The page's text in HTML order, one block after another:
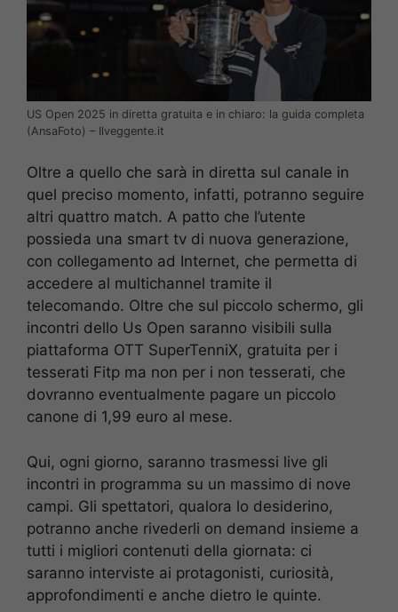
US Open 2025 in diretta gratuita e in chiaro: la guida completa
(AnsaFoto) – Ilveggente.it
Oltre a quello che sarà in diretta sul canale in
quel preciso momento, infatti, potranno seguire
altri quattro match. A patto che l’utente
possieda una smart tv di nuova generazione,
con collegamento ad Internet, che permetta di
accedere al multichannel tramite il
telecomando. Oltre che sul piccolo schermo, gli
incontri dello Us Open saranno visibili sulla
piattaforma OTT SuperTenniX, gratuita per i
tesserati Fitp ma non per i non tesserati, che
dovranno eventualmente pagare un piccolo
canone di 1,99 euro al mese.
Qui, ogni giorno, saranno trasmessi live gli
incontri in programma su un massimo di nove
campi. Gli spettatori, qualora lo desiderino,
potranno anche rivederli on demand insieme a
tutti i migliori contenuti della giornata: ci
saranno interviste ai protagonisti, curiosità,
approfondimenti e anche dietro le quinte.